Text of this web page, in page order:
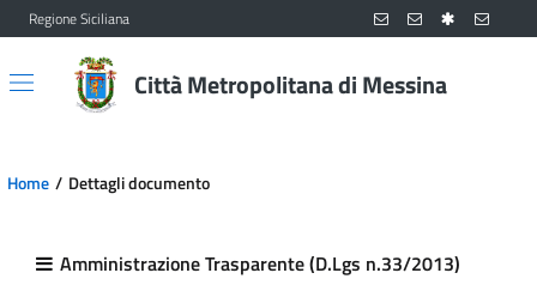
Vai al contenuto principale
Vai al menu principale
Regione Siciliana
Città Metropolitana di Messina
Home Dettagli documento
Amministrazione Trasparente (D.Lgs n.33/2013)